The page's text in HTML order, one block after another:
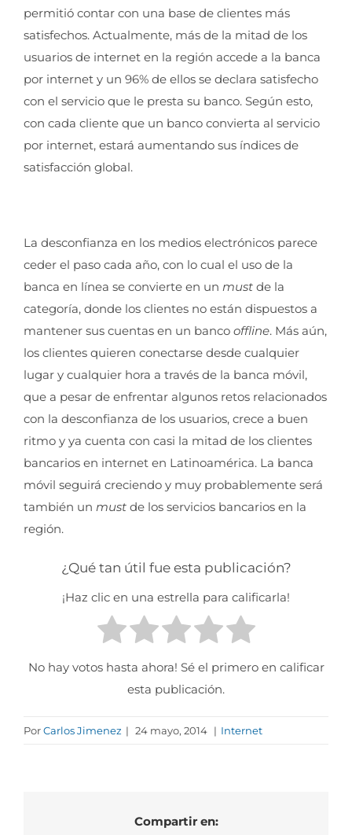
permitió contar con una base de clientes más
satisfechos. Actualmente, más de la mitad de los
usuarios de internet en la región accede a la banca
por internet y un 96% de ellos se declara satisfecho
con el servicio que le presta su banco. Según esto,
con cada cliente que un banco convierta al servicio
por internet, estará aumentando sus índices de
satisfacción global.
La desconfianza en los medios electrónicos parece
ceder el paso cada año, con lo cual el uso de la
banca en línea se convierte en un must de la
categoría, donde los clientes no están dispuestos a
mantener sus cuentas en un banco offline. Más aún,
los clientes quieren conectarse desde cualquier
lugar y cualquier hora a través de la banca móvil,
que a pesar de enfrentar algunos retos relacionados
con la desconfianza de los usuarios, crece a buen
ritmo y ya cuenta con casi la mitad de los clientes
bancarios en internet en Latinoamérica. La banca
móvil seguirá creciendo y muy probablemente será
también un must de los servicios bancarios en la
región.
¿Qué tan útil fue esta publicación?
¡Haz clic en una estrella para calificarla!
No hay votos hasta ahora! Sé el primero en calificar
esta publicación.
PorCarlos Jimenez | 24 mayo, 2014 | Internet
Compartir en: